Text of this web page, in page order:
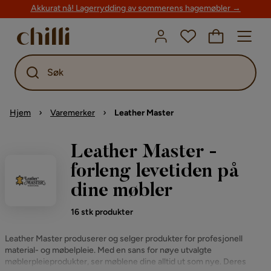
Akkurat nå! Lagerrydding av sommerens hagemøbler →
Søk
Hjem Varemerker Leather Master
Leather Master -
forleng levetiden på
dine møbler
16 stk produkter
Leather Master produserer og selger produkter for profesjonell
material- og møbelpleie. Med en sans for nøye utvalgte
møblerpleieprodukter, ser møblene dine alltid ut som nye. Deres